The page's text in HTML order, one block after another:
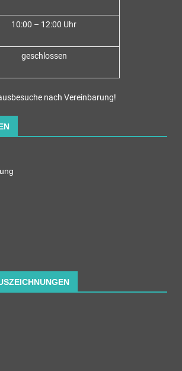
10:00 – 12:00 Uhr
geschlossen
nach Vereinbarung!